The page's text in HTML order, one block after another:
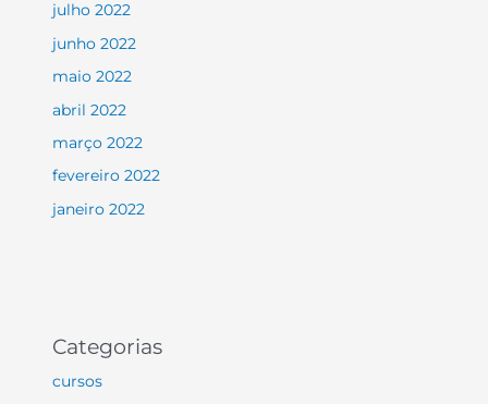
julho 2022
junho 2022
maio 2022
abril 2022
março 2022
fevereiro 2022
janeiro 2022
Categorias
cursos